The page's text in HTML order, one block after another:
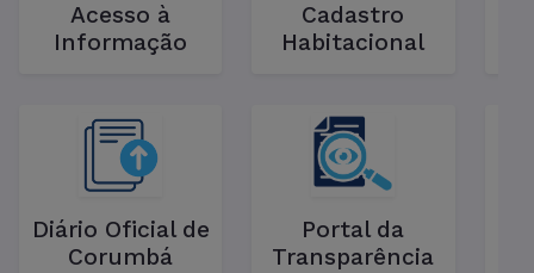
Acesso à
Informação
Diário Oficial de
Corumbá
Cadastro
Habitacional
Portal da
Transparência